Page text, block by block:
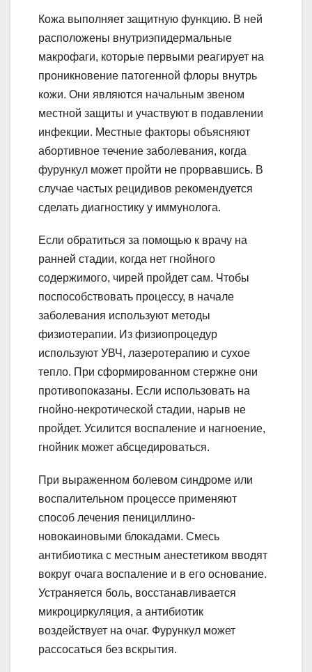
Кожа выполняет защитную функцию. В ней
расположены внутриэпидермальные
макрофаги, которые первыми реагирует на
проникновение патогенной флоры внутрь
кожи. Они являются начальным звеном
местной защиты и участвуют в подавлении
инфекции. Местные факторы объясняют
абортивное течение заболевания, когда
фурункул может пройти не прорвавшись. В
случае частых рецидивов рекомендуется
сделать диагностику у иммунолога.
Если обратиться за помощью к врачу на
ранней стадии, когда нет гнойного
содержимого, чирей пройдет сам. Чтобы
поспособствовать процессу, в начале
заболевания используют методы
физиотерапии. Из физиопроцедур
используют УВЧ, лазеротерапию и сухое
тепло. При сформированном стержне они
противопоказаны. Если использовать на
гнойно-некротической стадии, нарыв не
пройдет. Усилится воспаление и нагноение,
гнойник может абсцедироваться.
При выраженном болевом синдроме или
воспалительном процессе применяют
способ лечения пенициллино-
новокаиновыми блокадами. Смесь
антибиотика с местным анестетиком вводят
вокруг очага воспаление и в его основание.
Устраняется боль, восстанавливается
микроциркуляция, а антибиотик
воздействует на очаг. Фурункул может
рассосаться без вскрытия.